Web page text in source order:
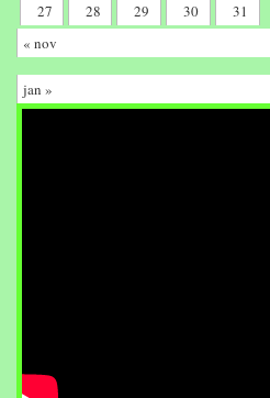
27
28 29 30
31
« nov
jan »